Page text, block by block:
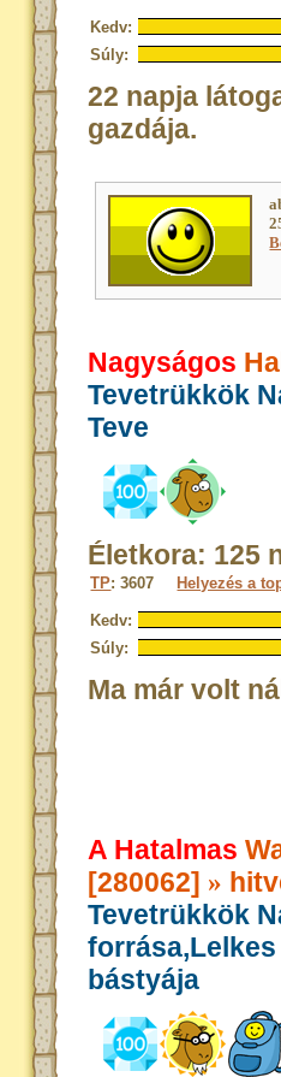
Kedv:
Súly:
22 napja
gazdája.
Nagyságos
Tevetrükkök
Teve
Életkora: 125
TP: 3607 Helyezés a
Kedv:
Súly:
Ma már volt
A Hatalmas
[280062] »
Tevetrükkök
bástyája